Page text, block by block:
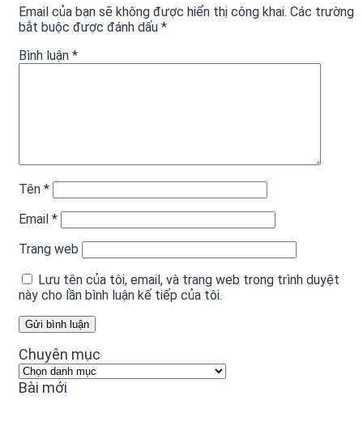
Email của bạn sẽ không được hiển thị công khai. Các trường
bắt buộc được đánh dấu *
Bình luận *
Tên *
Email *
Trang web
Lưu tên của tôi, email, và trang web trong trình duyệt
này cho lần bình luận kế tiếp của tôi.
Chuyên mục
Chuyên
mục
Bài mới